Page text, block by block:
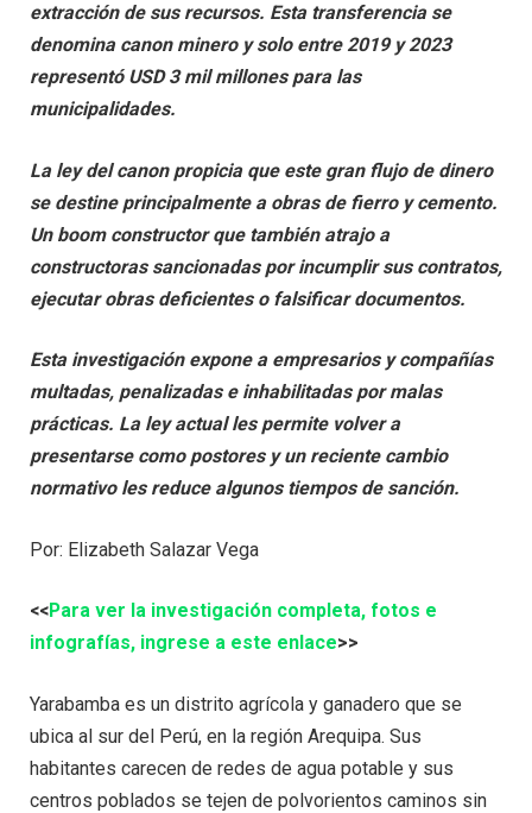
extracción de sus recursos. Esta transferencia se
denomina canon minero y solo entre 2019 y 2023
representó USD 3 mil millones para las
municipalidades.
La ley del canon propicia que este gran flujo de dinero
se destine principalmente a obras de fierro y cemento.
Un boom constructor que también atrajo a
constructoras sancionadas por incumplir sus contratos,
ejecutar obras deficientes o falsificar documentos.
Esta investigación expone a empresarios y compañías
multadas, penalizadas e inhabilitadas por malas
prácticas. La ley actual les permite volver a
presentarse como postores y un reciente cambio
normativo les reduce algunos tiempos de sanción.
Por: Elizabeth Salazar Vega
<<Para ver la investigación completa, fotos e
infografías, ingrese a este enlace>>
Yarabamba es un distrito agrícola y ganadero que se
ubica al sur del Perú, en la región Arequipa. Sus
habitantes carecen de redes de agua potable y sus
centros poblados se tejen de polvorientos caminos sin